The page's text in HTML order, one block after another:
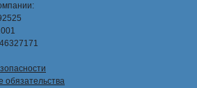
обязательства